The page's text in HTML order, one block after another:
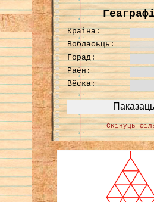
Краіна:
Вобласьць:
Горад:
Раён:
Вёска:
Скінуць